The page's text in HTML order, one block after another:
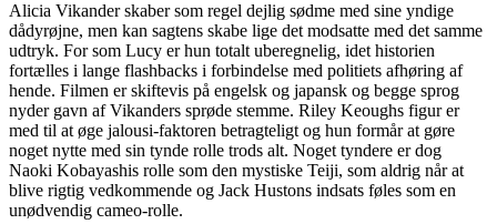
Alicia Vikander skaber som regel dejlig sødme med sine yndige
dådyrøjne, men kan sagtens skabe lige det modsatte med det samme
udtryk. For som Lucy er hun totalt uberegnelig, idet historien
fortælles i lange flashbacks i forbindelse med politiets afhøring af
hende. Filmen er skiftevis på engelsk og japansk og begge sprog
nyder gavn af Vikanders sprøde stemme. Riley Keoughs figur er
med til at øge jalousi-faktoren betragteligt og hun formår at gøre
noget nytte med sin tynde rolle trods alt. Noget tyndere er dog
Naoki Kobayashis rolle som den mystiske Teiji, som aldrig når at
blive rigtig vedkommende og Jack Hustons indsats føles som en
unødvendig cameo-rolle.